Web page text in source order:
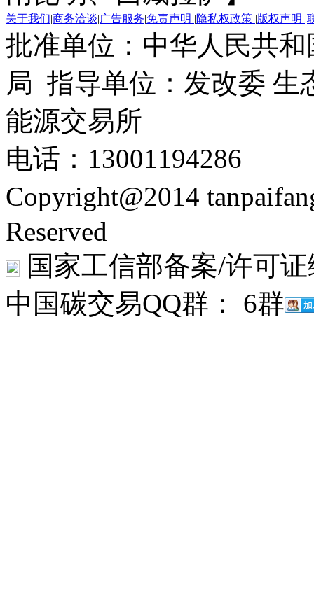
关于我们|商务洽谈|广告服务|免责声明 |隐私权政策 |版权声明 |
批准单位：中华人民共
局 指导单位：发改委 生
能源交易所
电话：13001194286
Copyright@2014
Reserved
国家工信部备案/许可
中国碳交易QQ群： 6群